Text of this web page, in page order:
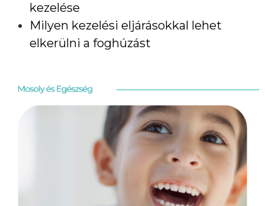
kezelése
Milyen kezelési eljárásokkal lehet
elkerülni a foghúzást